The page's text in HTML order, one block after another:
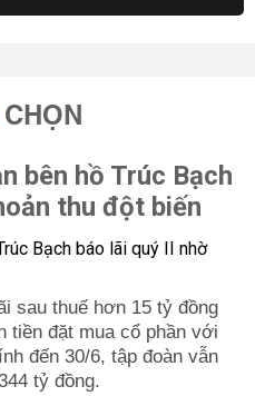
CHỌN
bên hồ Trúc Bạch
thu đột biến
sau thuế hơn 15 tỷ đồng
tiền đặt mua cổ phần với
đến 30/6, tập đoàn vẫn
tỷ đồng.